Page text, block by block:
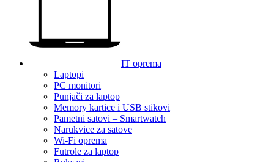
IT oprema
Laptopi
PC monitori
Punjači za laptop
Memory kartice i USB stikovi
Pametni satovi – Smartwatch
Narukvice za satove
Wi-Fi oprema
Futrole za laptop